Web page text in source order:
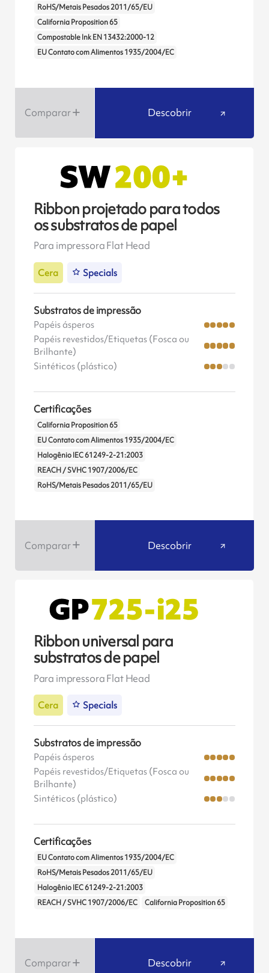
RoHS/Metais Pesados 2011/65/EU
California Proposition 65
Compostable Ink EN 13432:2000-12
EU Contato com Alimentos 1935/2004/EC
Comparar Descobrir
Ribbon projetado para todos
os substratos de papel
Para impressora Flat Head
Cera Specials
Substratos de impressão
Papéis ásperos
Papéis revestidos/Etiquetas (Fosca ou
Brilhante)
Sintéticos (plástico)
Certificações
California Proposition 65
EU Contato com Alimentos 1935/2004/EC
Halogênio IEC 61249-2-21:2003
REACH / SVHC 1907/2006/EC
RoHS/Metais Pesados 2011/65/EU
Comparar Descobrir
Ribbon universal para
substratos de papel
Para impressora Flat Head
Cera Specials
Substratos de impressão
Papéis ásperos
Papéis revestidos/Etiquetas (Fosca ou
Brilhante)
Sintéticos (plástico)
Certificações
EU Contato com Alimentos 1935/2004/EC
RoHS/Metais Pesados 2011/65/EU
Halogênio IEC 61249-2-21:2003
REACH / SVHC 1907/2006/EC
California Proposition 65
Comparar Descobrir